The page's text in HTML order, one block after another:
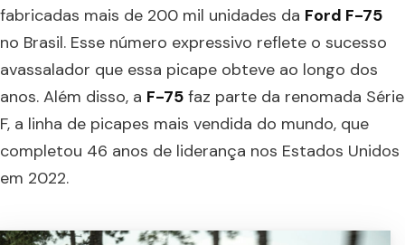
fabricadas mais de 200 mil unidades da Ford F-75
no Brasil. Esse número expressivo reflete o sucesso
avassalador que essa picape obteve ao longo dos
anos. Além disso, a F-75 faz parte da renomada Série
F, a linha de picapes mais vendida do mundo, que
completou 46 anos de liderança nos Estados Unidos
em 2022.